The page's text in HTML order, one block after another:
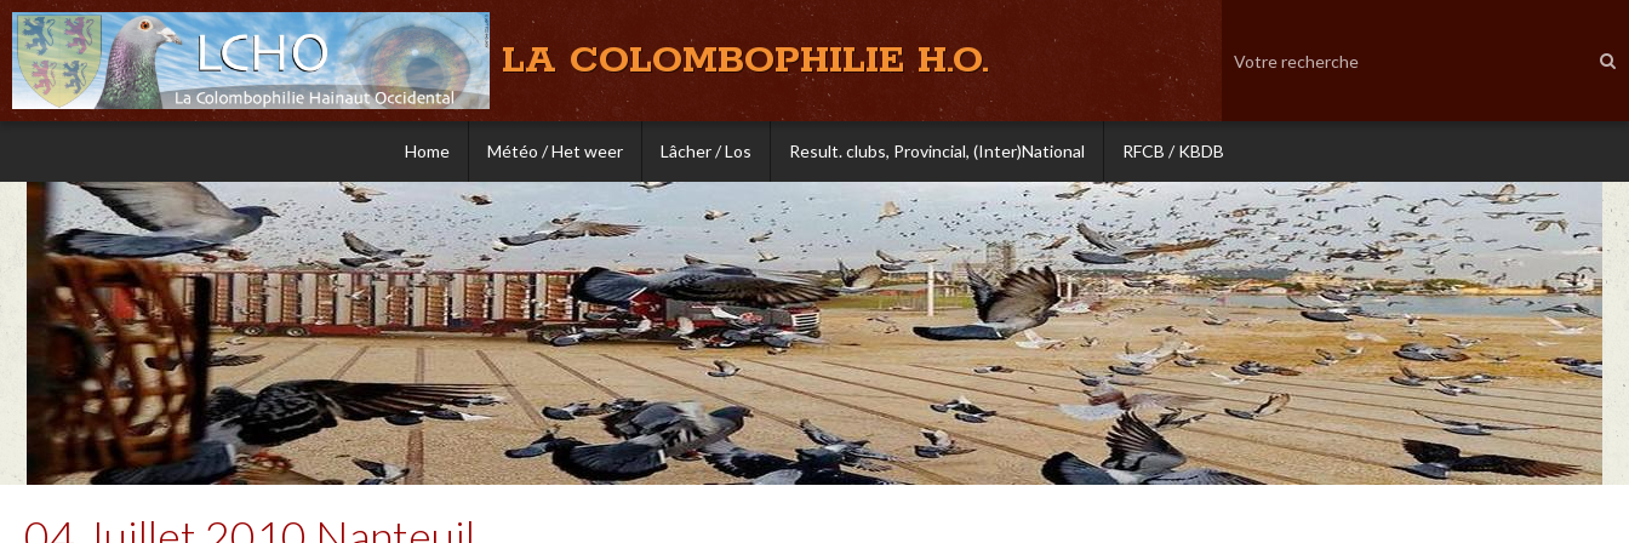
LA COLOMBOPHILIE H.O.
Home Météo / Het weer Lâcher / Los Result. clubs, Provincial, (Inter)National RFCB / KBDB